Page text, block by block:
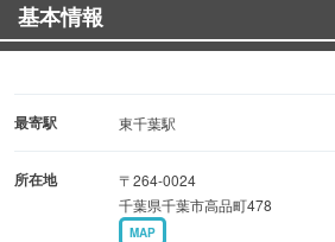
基本情報
最寄駅 東千葉駅
所在地
〒264-0024
千葉県千葉市高品町478
MAP